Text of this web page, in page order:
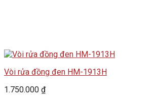
Vòi rửa đồng đen HM-1913H
1.750.000 ₫